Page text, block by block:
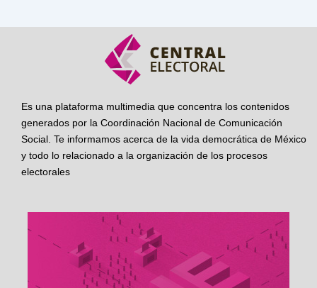
Es una plataforma multimedia que concentra los contenidos
generados por la Coordinación Nacional de Comunicación
Social. Te informamos acerca de la vida democrática de México
y todo lo relacionado a la organización de los procesos
electorales